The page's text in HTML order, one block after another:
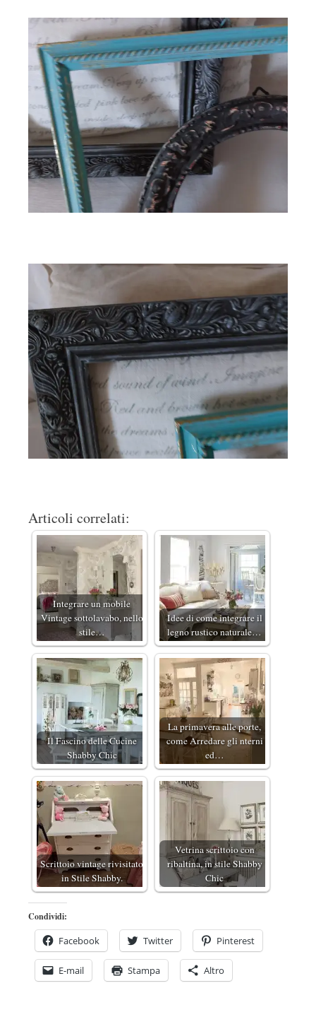
Articoli correlati:
Integrare un mobile
Vintage sottolavabo, nello
stile…
Idee di come integrare il
legno rustico naturale…
Il Fascino delle Cucine
Shabby Chic
La primavera alle porte,
come Arredare gli nterni
ed…
Scrittoio vintage rivisitato
in Stile Shabby.
Vetrina scrittoio con
ribaltina, in stile Shabby
Chic
Condividi:
Facebook Twitter Pinterest
E-mail Stampa Altro